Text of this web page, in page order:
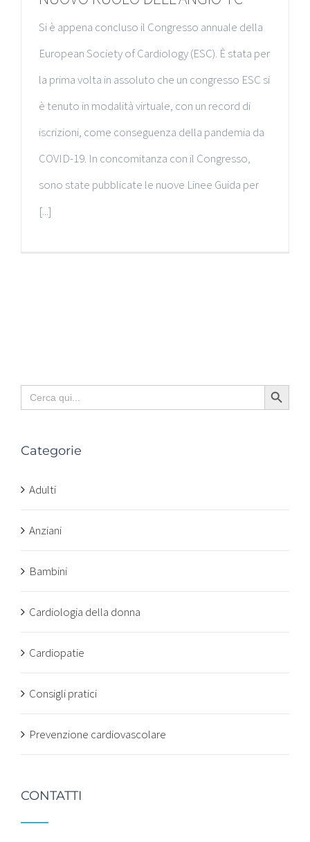
Si è appena concluso il Congresso annuale della
European Society of Cardiology (ESC). È stata per
la prima volta in assoluto che un congresso ESC si
è tenuto in modalità virtuale, con un record di
iscrizioni, come conseguenza della pandemia da
COVID-19. In concomitanza con il Congresso,
sono state pubblicate le nuove Linee Guida per
[...]
Search
for:
Search Button
Categorie
Adulti
Anziani
Bambini
Cardiologia della donna
Cardiopatie
Consigli pratici
Prevenzione cardiovascolare
CONTATTI